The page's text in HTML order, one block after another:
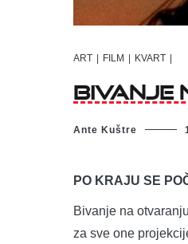
ART FILM KVART
Bivanje
Ante Kuštre
PO KRAJU SE
Bivanje na
za sve one